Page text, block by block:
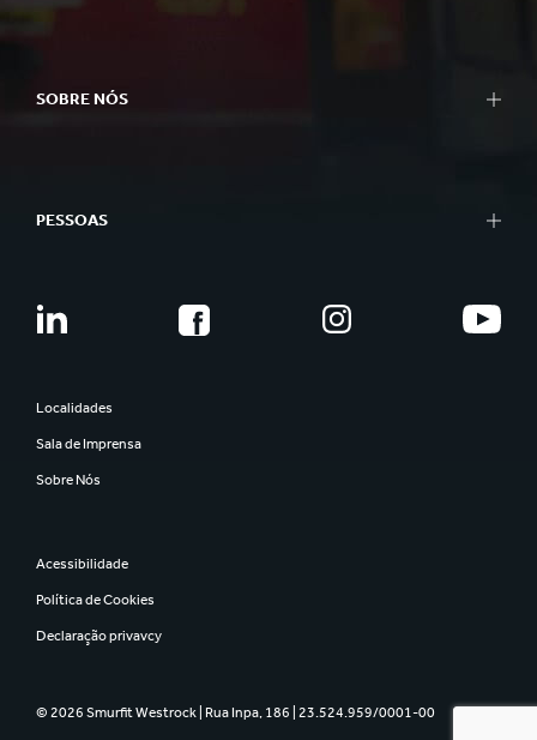
SOBRE NÓS
PESSOAS
Localidades
Sala de Imprensa
Sobre Nós
Acessibilidade
Política de Cookies
Declaração privavcy
© 2026 Smurfit Westrock | Rua Inpa, 186 | 23.524.959/0001-00